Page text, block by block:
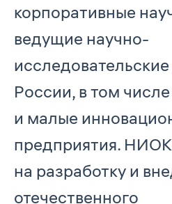
корпоративные
ведущие научно-
России, в том
и малые
предприятия.
на разработку и
отечественного